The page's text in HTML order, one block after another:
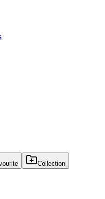
Collection